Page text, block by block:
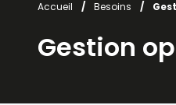
Accueil / Besoins /
Gestion